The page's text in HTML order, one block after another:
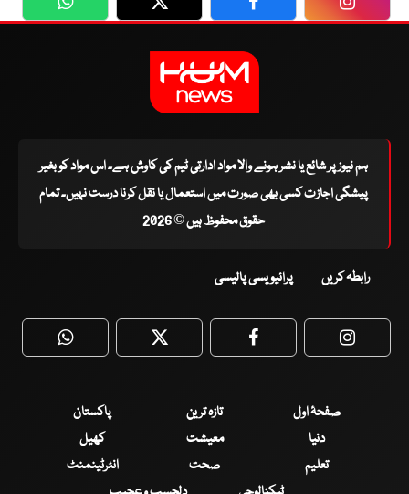
WhatsApp Twitter Facebook
ہم نیوز پر شائع یا نشر ہونے والا مواد ادارتی ٹیم کی کاوش ہے۔ اس مواد کو بغیر
پیشگی اجازت کسی بھی صورت میں استعمال یا نقل کرنا درست نہیں۔ تمام
حقوق محفوظ ہیں © 2026
رابطہ کریں پرائیویسی پالیسی
WhatsApp Twitter Facebook
صفحۂ اول تازہ ترین
پاکستان
دنیا
معیشت
کھیل
تعلیم
صحت
انٹرٹینمنٹ